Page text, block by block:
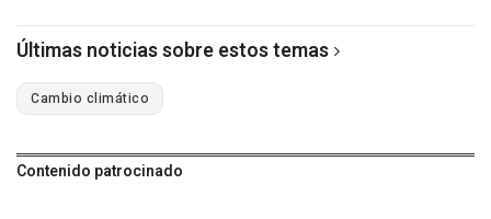
Últimas noticias sobre estos temas
Cambio climático
Contenido patrocinado